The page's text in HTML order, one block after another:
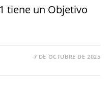
tiene un Objetivo
7 DE OCTUBRE DE 2025